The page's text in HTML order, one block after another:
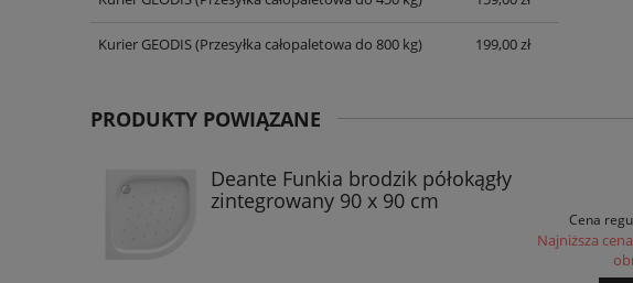
Kurier GEODIS(Przesyłka całopaletowa do 800 kg) 199,00 zł
PRODUKTY POWIĄZANE
Deante Funkia brodzik półokągły
zintegrowany 90 x 90 cm
Cena
Najniższa